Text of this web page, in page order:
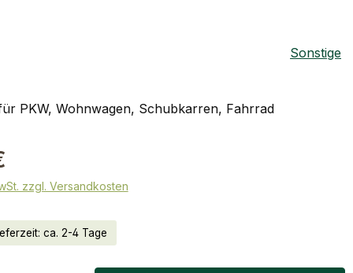
Sonstige
PKW, Wohnwagen, Schubkarren, Fahrrad
zzgl. Versandkosten
ca. 2-4 Tage